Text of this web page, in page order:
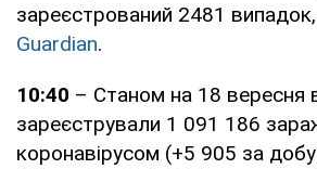
зареєстрований 2481
Guardian.
10:40 – Станом на 18 вересня
зареєстрували 1 091 186
коронавірусом (+5 905 за